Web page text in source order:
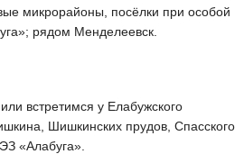
микрорайоны, посёлки при особой
рядом Менделеевск.
встретимся у Елабужского
Шишкинских прудов, Спасского
«Алабуга».